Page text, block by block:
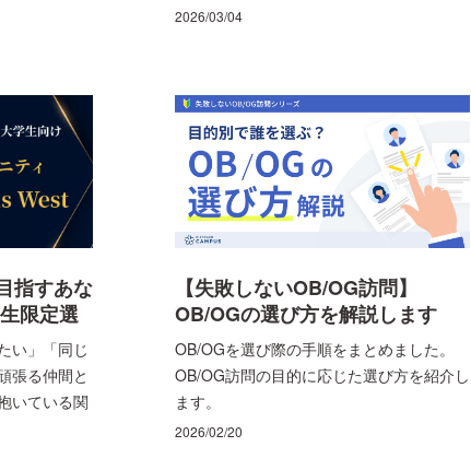
キャリアの実現を支援する東京海上日動の
2026/03/04
指すあな
限定選
い」「同じ
張る仲間と
いている関
を支える
【失敗しないOB/OG訪問】
OB/OGの選び方を解説します
OB/OGを選び際の手順をまとめました。
OB/OG訪問の目的に応じた選び方を紹介し
ます。
2026/02/20